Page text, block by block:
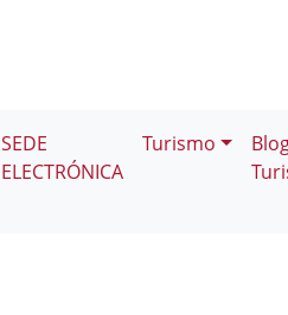
SEDE
ELECTRÓNICA
Turismo